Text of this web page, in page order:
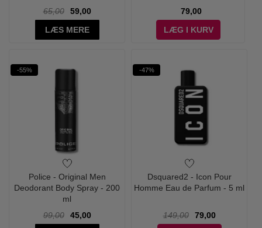
65,00
59,00
LÆS MERE
79,00
LÆG I KURV
-55%
Police - Original Men
Deodorant Body Spray - 200
ml
99,00
45,00
-47%
Dsquared2 - Icon Pour
Homme Eau de Parfum - 5 ml
149,00
79,00